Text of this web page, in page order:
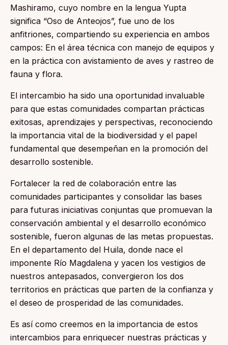
Mashiramo, cuyo nombre en la lengua Yupta
significa “Oso de Anteojos”, fue uno de los
anfitriones, compartiendo su experiencia en ambos
campos: En el área técnica con manejo de equipos y
en la práctica con avistamiento de aves y rastreo de
fauna y flora.
El intercambio ha sido una oportunidad invaluable
para que estas comunidades compartan prácticas
exitosas, aprendizajes y perspectivas, reconociendo
la importancia vital de la biodiversidad y el papel
fundamental que desempeñan en la promoción del
desarrollo sostenible.
Fortalecer la red de colaboración entre las
comunidades participantes y consolidar las bases
para futuras iniciativas conjuntas que promuevan la
conservación ambiental y el desarrollo económico
sostenible, fueron algunas de las metas propuestas.
En el departamento del Huila, donde nace el
imponente Río Magdalena y yacen los vestigios de
nuestros antepasados, convergieron los dos
territorios en prácticas que parten de la confianza y
el deseo de prosperidad de las comunidades.
Es así como creemos en la importancia de estos
intercambios para enriquecer nuestras prácticas y